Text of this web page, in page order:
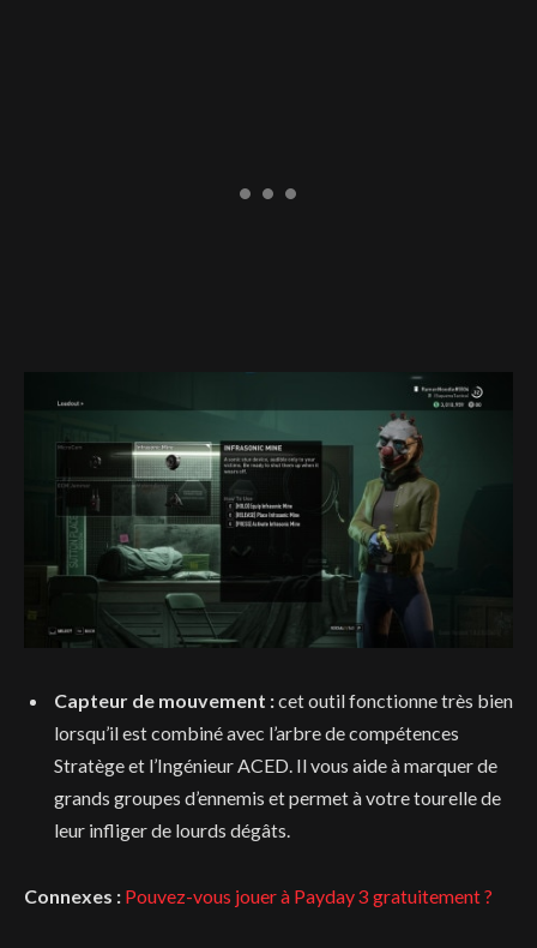
Capteur de mouvement :cet outil fonctionne très bien
lorsqu’il est combiné avec l’arbre de compétences
Stratège et l’Ingénieur ACED. Il vous aide à marquer de
grands groupes d’ennemis et permet à votre tourelle de
leur infliger de lourds dégâts.
Connexes : Pouvez-vous jouer à Payday 3 gratuitement ?